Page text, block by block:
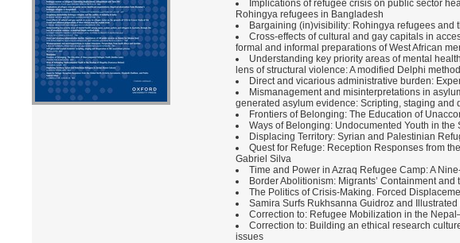
Implications of refugee crisis on public sector
Rohingya refugees in Bangladesh
Bargaining (in)visibility: Rohingya refugees and
Cross-effects of cultural and gay capitals in
formal and informal preparations of West African
Understanding key priority areas of mental
lens of structural violence: A modified Delphi
Direct and vicarious administrative burden:
Mismanagement and misinterpretations in
generated asylum evidence: Scripting, staging and
Frontiers of Belonging: The Education of
Ways of Belonging: Undocumented Youth in
Displacing Territory: Syrian and Palestinian
Quest for Refuge: Reception Responses from
Gabriel Silva
Time and Power in Azraq Refugee Camp: A
Border Abolitionism: Migrants’ Containment
The Politics of Crisis-Making. Forced
Samira Surfs Rukhsanna Guidroz and
Correction to: Refugee Mobilization in the
Correction to: Building an ethical research
issues